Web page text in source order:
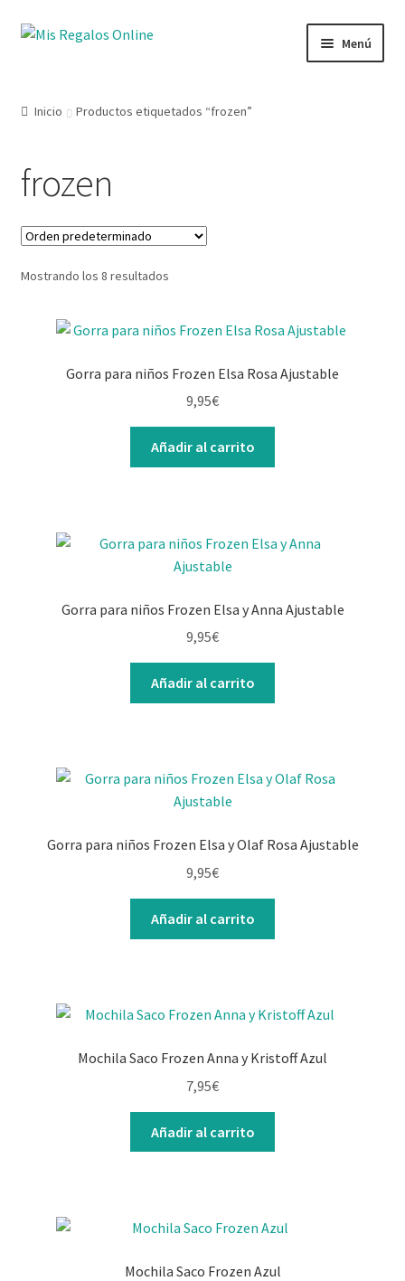
Menú
Secciones
Ofertas
Novedades
Lista de deseos
Mi cuenta
Inicio Productos etiquetados “frozen”
frozen
Mostrando los 8 resultados
Gorra para niños Frozen Elsa Rosa Ajustable
9,95€
Añadir al carrito
Gorra para niños Frozen Elsa y Anna Ajustable
9,95€
Añadir al carrito
Gorra para niños Frozen Elsa y Olaf Rosa Ajustable
9,95€
Añadir al carrito
Mochila Saco Frozen Anna y Kristoff Azul
7,95€
Añadir al carrito
Mochila Saco Frozen Azul